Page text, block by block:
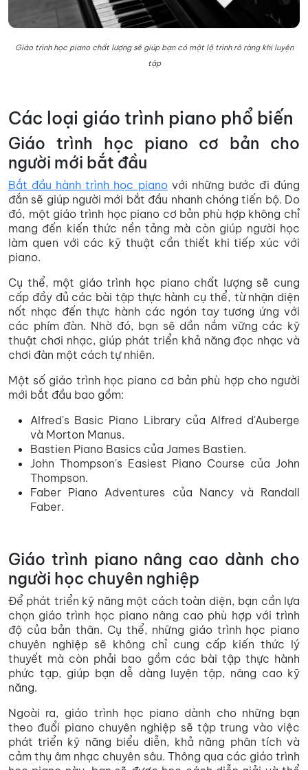
Giáo trình học piano chất lượng sẽ giúp bạn có một lộ trình rõ ràng khi luyện
tập
Các loại giáo trình piano phổ biến
Giáo trình học piano cơ bản cho
người mới bắt đầu
Bắt đầu hành trình học pianovới những bước đi đúng
đắn sẽ giúp người mới bắt đầu nhanh chóng tiến bộ. Do
đó, một giáo trình học piano cơ bản phù hợp không chỉ
mang đến kiến thức nền tảng mà còn giúp người học
làm quen với các kỹ thuật cần thiết khi tiếp xúc với
piano.
Cụ thể, một giáo trình học piano chất lượng sẽ cung
cấp đầy đủ các bài tập thực hành cụ thể, từ nhận diện
nốt nhạc đến thực hành các ngón tay tương ứng với
các phím đàn. Nhờ đó, bạn sẽ dần nắm vững các kỹ
thuật chơi nhạc, giúp phát triển khả năng đọc nhạc và
chơi đàn một cách tự nhiên.
Một số giáo trình học piano cơ bản phù hợp cho người
mới bắt đầu bao gồm:
Alfred's Basic Piano Library của Alfred d'Auberge
và Morton Manus.
Bastien Piano Basics của James Bastien.
John Thompson's Easiest Piano Course của John
Thompson.
Faber Piano Adventures của Nancy và Randall
Faber.
Giáo trình piano nâng cao dành cho
người học chuyên nghiệp
Để phát triển kỹ năng một cách toàn diện, bạn cần lựa
chọn giáo trình học piano nâng cao phù hợp với trình
độ của bản thân. Cụ thể, những giáo trình học piano
chuyên nghiệp sẽ không chỉ cung cấp kiến thức lý
thuyết mà còn phải bao gồm các bài tập thực hành
phức tạp, giúp bạn dễ dàng luyện tập, nâng cao kỹ
năng.
Ngoài ra, giáo trình học piano dành cho những bạn
theo đuổi piano chuyên nghiệp sẽ tập trung vào việc
phát triển kỹ năng biểu diễn, khả năng phân tích và
cảm thụ âm nhạc chuyên sâu. Thông qua các giáo trình